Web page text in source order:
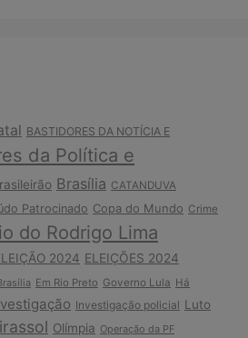
BASTIDORES DA NOTÍCIA E
da Política e
Brasília CATANDUVA
Patrocinado Copa do Mundo Crime
do Rodrigo Lima
2024 ELEIÇÕES 2024
Em Rio Preto Governo Lula Há
Investigação policial Luto
Olímpia Operação da PF